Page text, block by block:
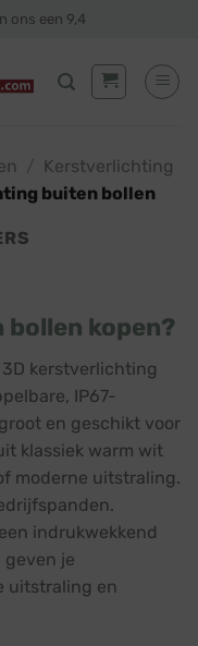
ons een 9,4
Kerstverlichting
buiten bollen
kopen?
kerstverlichting
IP67-
en geschikt voor
klassiek warm wit
moderne uitstraling.
indrukwekkend
geven je
uitstraling en